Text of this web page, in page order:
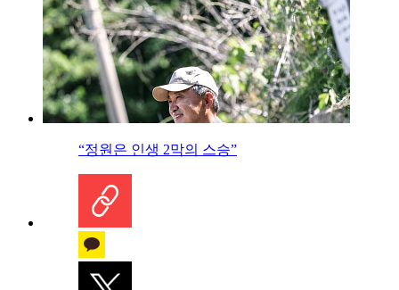
“정원은 인생 2막의 스승”